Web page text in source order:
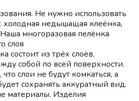
Не нужно использовать
холодная недышащая клеёнка,
многоразовая пелёнка
слоя
состоит из трёх слоёв,
собой по всей поверхности.
слои не будут комкаться, а
сохранять аккуратный вид.
материалы. Изделия